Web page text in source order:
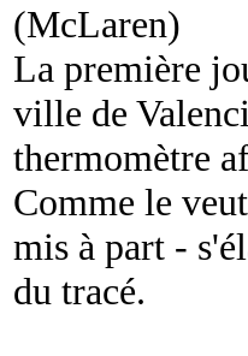
La première
ville de
thermomètre
Comme le
mis à part -
du tracé.